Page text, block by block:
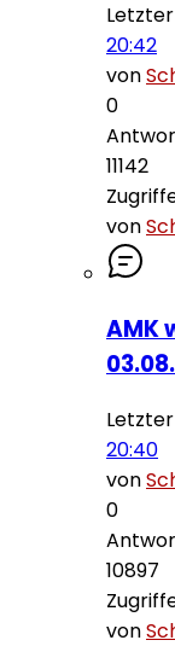
20:42
von
0
11142
von
AMK
20:40
von
0
10897
von